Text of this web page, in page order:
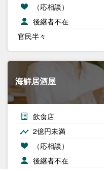
（応相談）
後継者不在
官民半々
海鮮居酒屋
飲食店
2億円未満
（応相談）
後継者不在